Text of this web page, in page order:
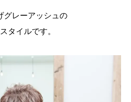
グレーアッシュの
タイルです。